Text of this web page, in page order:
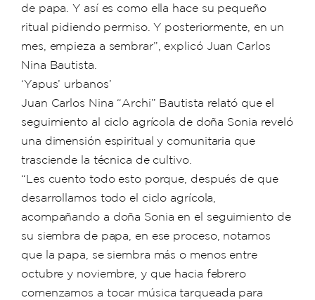
de papa. Y así es como ella hace su pequeño
ritual pidiendo permiso. Y posteriormente, en un
mes, empieza a sembrar”, explicó Juan Carlos
Nina Bautista.
‘Yapus’ urbanos’
Juan Carlos Nina “Archi” Bautista relató que el
seguimiento al ciclo agrícola de doña Sonia reveló
una dimensión espiritual y comunitaria que
trasciende la técnica de cultivo.
“Les cuento todo esto porque, después de que
desarrollamos todo el ciclo agrícola,
acompañando a doña Sonia en el seguimiento de
su siembra de papa, en ese proceso, notamos
que la papa, se siembra más o menos entre
octubre y noviembre, y que hacia febrero
comenzamos a tocar música tarqueada para